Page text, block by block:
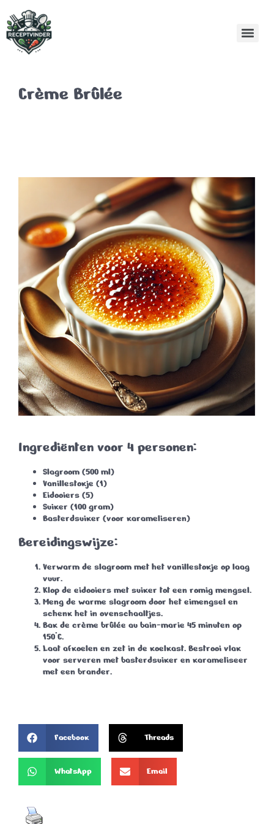
Crème Brûlée
Ingrediënten voor 4 personen:
Slagroom (500 ml)
Vanillestokje (1)
Eidooiers (5)
Suiker (100 gram)
Basterdsuiker (voor karameliseren)
Bereidingswijze:
Verwarm de slagroom met het vanillestokje op laag
vuur.
Klop de eidooiers met suiker tot een romig mengsel.
Meng de warme slagroom door het eimengsel en
schenk het in ovenschaaltjes.
Bak de crème brûlée au bain-marie 45 minuten op
150°C.
Laat afkoelen en zet in de koelkast. Bestrooi vlak
voor serveren met basterdsuiker en karameliseer
met een brander.
Facebook Threads
WhatsApp Email